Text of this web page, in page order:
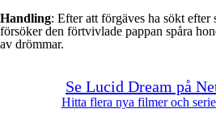
Handling: Efter att förgäves ha sökt efter
försöker den förtvivlade pappan spåra
av drömmar.
Se Lucid Dream på
Hitta flera nya filmer och